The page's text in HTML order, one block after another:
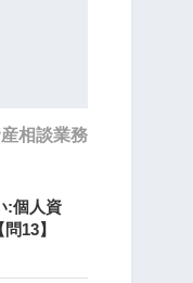
産相談業務
:個人資
13】